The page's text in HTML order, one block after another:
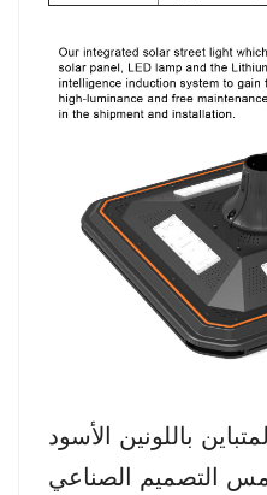
باللونين الأسود
التصميم الصناعي